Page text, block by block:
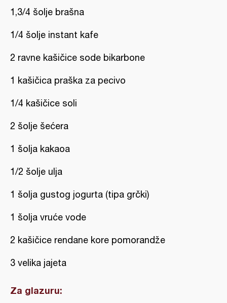
1,3/4 šolje brašna
1/4 šolje instant kafe
2 ravne kašičice sode bikarbone
1 kašičica praška za pecivo
1/4 kašičice soli
2 šolje šećera
1 šolja kakaoa
1/2 šolje ulja
1 šolja gustog jogurta (tipa grčki)
1 šolja vruće vode
2 kašičice rendane kore pomorandže
3 velika jajeta
Za glazuru: